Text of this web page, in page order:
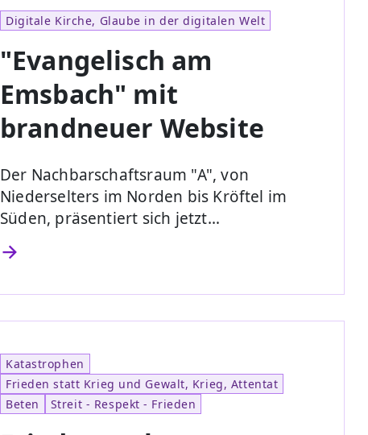
Digitale Kirche, Glaube in der digitalen Welt
"Evangelisch am
Emsbach" mit
brandneuer Website
Der Nachbarschaftsraum "A", von
Niederselters im Norden bis Kröftel im
Süden, präsentiert sich jetzt…
Katastrophen
Frieden statt Krieg und Gewalt, Krieg, Attentat
Beten
Streit - Respekt - Frieden